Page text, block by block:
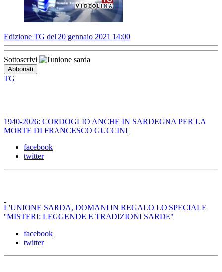
Edizione TG del 20 gennaio 2021 14:00
Sottoscrivi
TG
1940-2026: CORDOGLIO ANCHE IN SARDEGNA PER LA
MORTE DI FRANCESCO GUCCINI
facebook
twitter
L'UNIONE SARDA, DOMANI IN REGALO LO SPECIALE
''MISTERI: LEGGENDE E TRADIZIONI SARDE"
facebook
twitter